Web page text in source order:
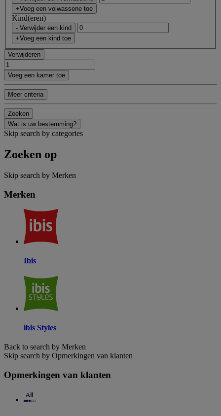
+Voeg een volwassene toe
Kind(eren)
- Verwijder een kind
+Voeg een kind toe
Verwijderen
Voeg een kamer toe
Meer criteria
Zoeken
Wat is uw bestemming?
Skip search by categories
Zoeken op
Skip search by Merken
Merken
Ibis
ibis Styles
Back to search by Merken
Skip search by Opmerkingen van klanten
Opmerkingen van klanten